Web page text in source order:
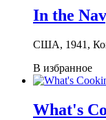
In the
США, 1941,
В избранное
What's